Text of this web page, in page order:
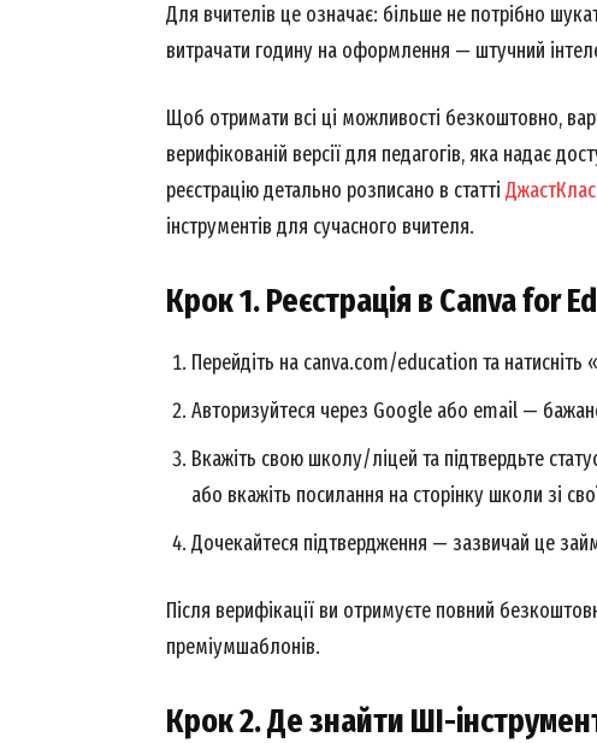
Для вчителів це означає: більше не потрібно
витрачати годину на оформлення — штучний
Щоб отримати всі ці можливості безкоштовно,
верифікованій версії для педагогів, яка надає
реєстрацію детально розписано в статті ДжастКлас
інструментів для сучасного вчителя.
Крок 1. Реєстрація в Canva for
Перейдіть на canva.com/education та
Авторизуйтеся через Google або email —
Вкажіть свою школу/ліцей та підтвердьте
або вкажіть посилання на сторінку школи зі
Дочекайтеся підтвердження — зазвичай це
Після верифікації ви отримуєте повний
преміумшаблонів.
Крок 2. Де знайти ШІ-